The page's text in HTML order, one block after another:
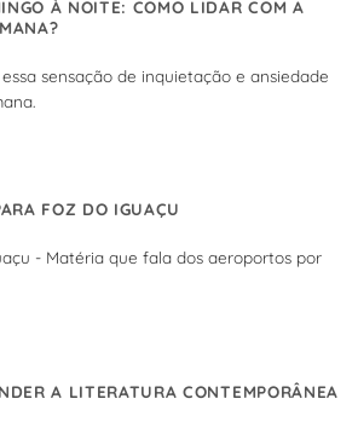
À NOITE: COMO LIDAR COM A
sensação de inquietação e ansiedade
FOZ DO IGUAÇU
- Matéria que fala dos aeroportos por
A LITERATURA CONTEMPORÂNEA